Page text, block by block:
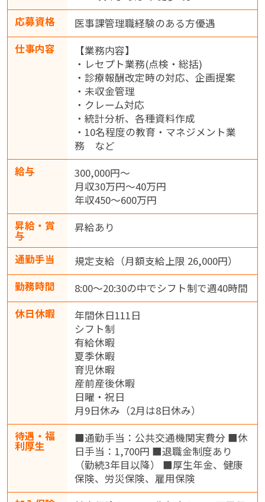
応募資格
医事課管理職経験のある方優遇
仕事内容
【業務内容】
・レセプト業務(点検・総括)
・診療報酬改定時の対応、企画提案
・未収金管理
・クレーム対応
・統計分析、各種資料作成
・10名程度の教育・マネジメント業
務 など
給与
300,000円～
月収30万円～40万円
年収450～600万円
昇給・賞
与
昇給あり
通勤手当
規定支給（月額支給上限 26,000円）
勤務時間
8:00～20:30の中でシフト制で週40時間
休日休暇
年間休日111日
シフト制
有給休暇
夏季休暇
育児休暇
産前産後休暇
日曜・祝日
月9日休み（2月は8日休み）
待遇・福
利厚生
■通勤手当：公共交通機関実費分 ■休
日手当：1,700円 ■退職金制度あり
（勤続3年目以降） ■厚生年金、健康
保険、労災保険、雇用保険